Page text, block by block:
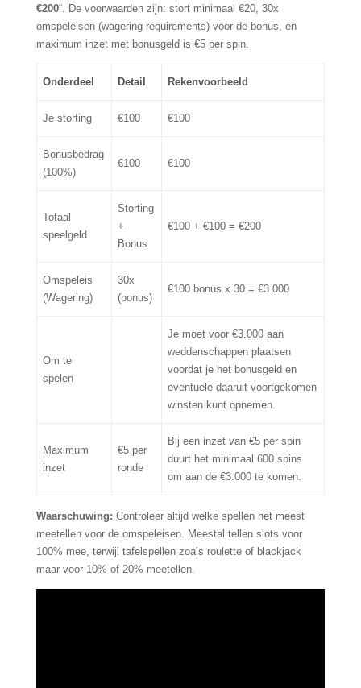
€200“. De voorwaarden zijn: stort minimaal €20, 30x
omspeleisen (wagering requirements) voor de bonus, en
maximum inzet met bonusgeld is €5 per spin.
Onderdeel Detail Rekenvoorbeeld
Je storting €100 €100
Bonusbedrag
(100%)
€100 €100
Totaal
speelgeld
Storting
+
Bonus
€100 + €100 = €200
Omspeleis
(Wagering)
30x
(bonus)
€100 bonus x 30 = €3.000
Om te
spelen
Je moet voor €3.000 aan
weddenschappen plaatsen
voordat je het bonusgeld en
eventuele daaruit voortgekomen
winsten kunt opnemen.
Maximum
inzet
€5 per
ronde
Bij een inzet van €5 per spin
duurt het minimaal 600 spins
om aan de €3.000 te komen.
Waarschuwing: Controleer altijd welke spellen het meest
meetellen voor de omspeleisen. Meestal tellen slots voor
100% mee, terwijl tafelspellen zoals roulette of blackjack
maar voor 10% of 20% meetellen.